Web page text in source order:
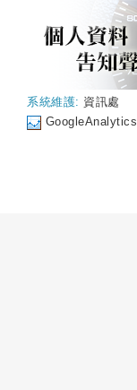
系統維護: 資訊處
GoogleAnalytics